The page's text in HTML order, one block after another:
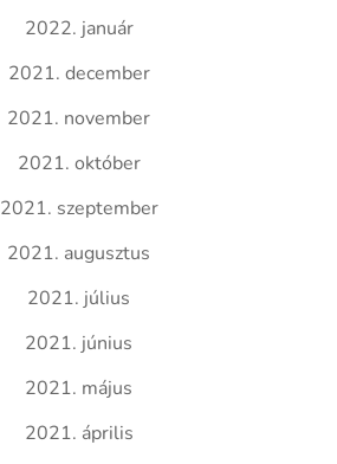
2022. január
2021. december
2021. november
2021. október
2021. szeptember
2021. augusztus
2021. július
2021. június
2021. május
2021. április